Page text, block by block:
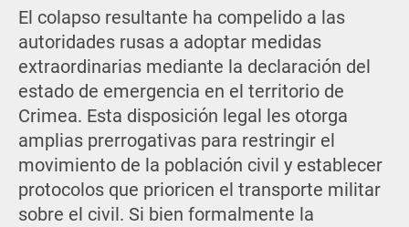
El colapso resultante ha compelido a las
autoridades rusas a adoptar medidas
extraordinarias mediante la declaración del
estado de emergencia en el territorio de
Crimea. Esta disposición legal les otorga
amplias prerrogativas para restringir el
movimiento de la población civil y establecer
protocolos que prioricen el transporte militar
sobre el civil. Si bien formalmente la